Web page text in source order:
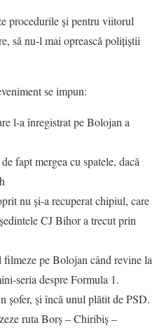
procedurile și pentru viitorul
să nu-l mai oprească polițiștii
se impun:
l-a înregistrat pe Bolojan a
fapt mergea cu spatele, dacă
nu și-a recuperat chipiul, care
CJ Bihor a trecut prin
pe Bolojan când revine la
seria despre Formula 1.
șofer, și încă unul plătit de PSD.
ruta Borș – Chiribiș –